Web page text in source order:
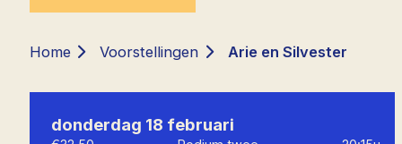
Home Voorstellingen Arie en Silvester
donderdag 18 februari